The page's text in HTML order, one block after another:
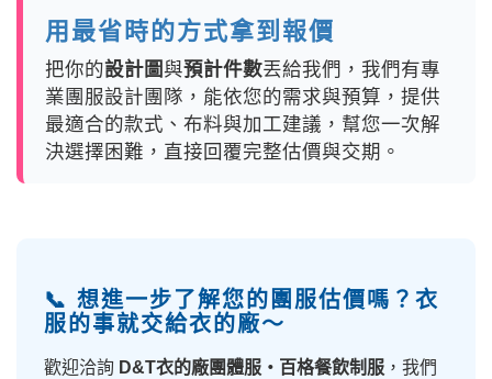
用最省時的方式拿到報價
把你的設計圖與預計件數丟給我們，我們有專
業團服設計團隊，能依您的需求與預算，提供
最適合的款式、布料與加工建議，幫您一次解
決選擇困難，直接回覆完整估價與交期。
📞 想進一步了解您的團服估價嗎？衣
服的事就交給衣的廠～
歡迎洽詢 D&T衣的廠團體服・百格餐飲制服 ，我們